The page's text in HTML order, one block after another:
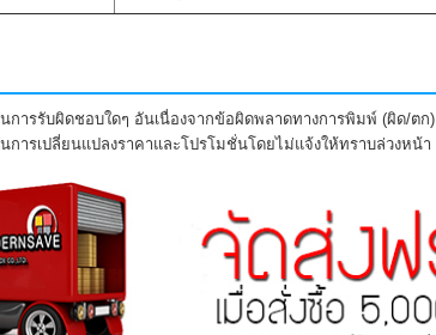
การรับผิดชอบใดๆ อันเนื่องจากข้อผิดพลาดทางการพิมพ์ (ผิด/ตก)
ารเปลี่ยนแปลงราคาและโปรโมชั่นโดยไม่แจ้งให้ทราบล่วงหน้า